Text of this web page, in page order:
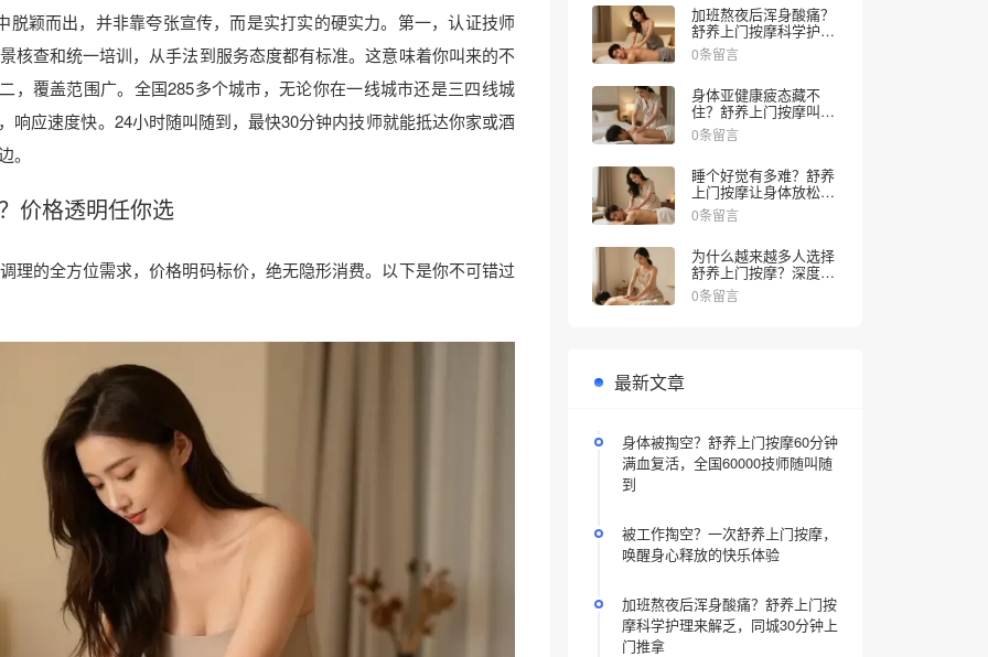
脱颖而出，并非靠夸张宣传，而是实打实的硬实力。第一，认证技师
核查和统一培训，从手法到服务态度都有标准。这意味着你叫来的不
，覆盖范围广。全国285多个城市，无论你在一线城市还是三四线城
响应速度快。24小时随叫随到，最快30分钟内技师就能抵达你家或酒
价格透明任你选
理的全方位需求，价格明码标价，绝无隐形消费。以下是你不可错过
加班熬夜后浑身酸痛？
舒养上门按摩科学护理
来解乏，同城30分钟上
门推拿
0条留言
身体亚健康疲态藏不
住？舒养上门按摩叫个
技师30分钟到家
0条留言
睡个好觉有多难？舒养
上门按摩让身体放松睡
眠更舒服
0条留言
为什么越来越多人选择
舒养上门按摩？深度舒
压体验解锁全新放松方
式，告别疲惫只需30分
0条留言
最新文章
身体被掏空？舒养上门按摩60分钟
满血复活，全国60000技师随叫随
到
被工作掏空？一次舒养上门按摩，
唤醒身心释放的快乐体验
加班熬夜后浑身酸痛？舒养上门按
摩科学护理来解乏，同城30分钟上
门推拿